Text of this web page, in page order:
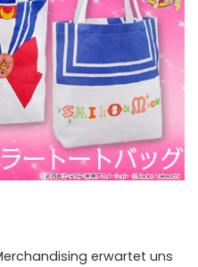
erwartet uns